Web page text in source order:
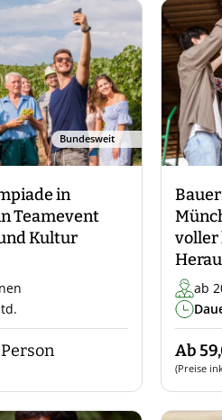
Bundesweit
in
Teamevent
Kultur
voller
ab
Ab
(Preise